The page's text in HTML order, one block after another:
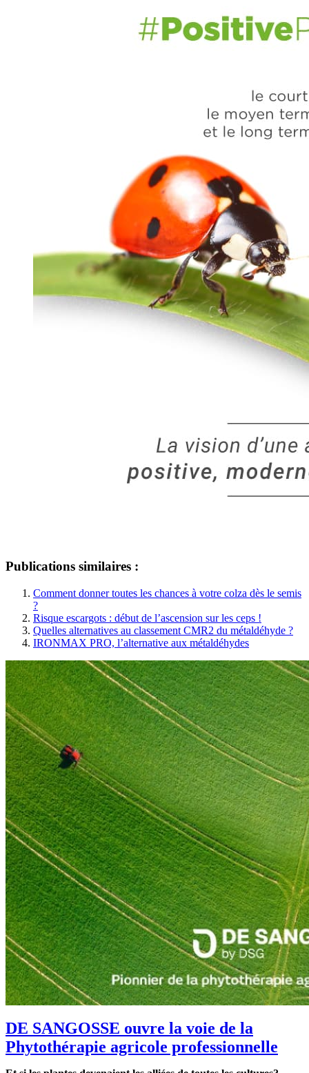
Publications similaires :
Comment donner toutes les chances à votre colza dès le semis
?
Risque escargots : début de l’ascension sur les ceps !
Quelles alternatives au classement CMR2 du métaldéhyde ?
IRONMAX PRO, l’alternative aux métaldéhydes
DE SANGOSSE ouvre la voie de la
Phytothérapie agricole professionnelle